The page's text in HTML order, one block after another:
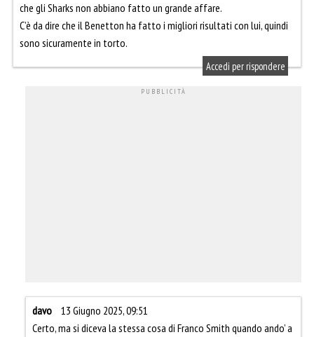
che gli Sharks non abbiano fatto un grande affare.
C’è da dire che il Benetton ha fatto i migliori risultati con lui, quindi
sono sicuramente in torto.
Accedi per rispondere
davo
13 Giugno 2025, 09:51
Certo, ma si diceva la stessa cosa di Franco Smith quando ando’ a